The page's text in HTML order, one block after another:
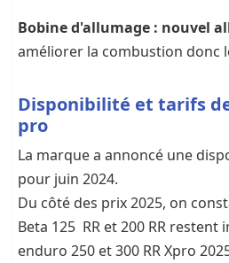
Bobine d'allumage : nouvel
améliorer la combustion donc
Disponibilité et tarifs
pro
La marque a annoncé une
pour juin 2024.
Du côté des prix 2025, on
Beta 125 RR et 200 RR restent
enduro 250 et 300 RR Xpro